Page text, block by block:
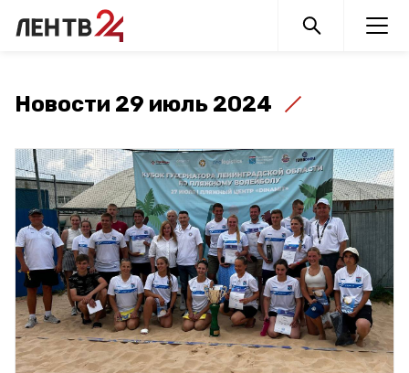
Новости 29 июль 2024